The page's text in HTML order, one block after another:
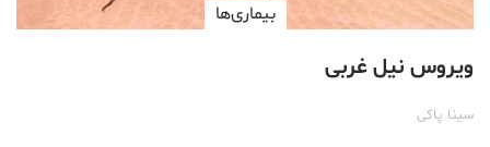
بیماری‌ها
ویروس نیل غربی
سینا پاکی